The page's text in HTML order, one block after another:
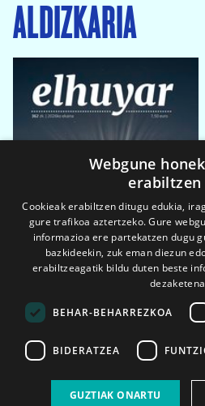
ALDIZKARIA
2026ko eka. 1a
Webgune
Cookieak erabiltzen ditugu edukia,
gure trafikoa aztertzeko. Gure
informazioa ere partekatzen dugu
bazkideekin, zuk eman diezun
erabiltzeagatik bildu duten beste
BEHAR-BEHARREZKOA
BIDERATZEA
GUZTIAK ONARTU